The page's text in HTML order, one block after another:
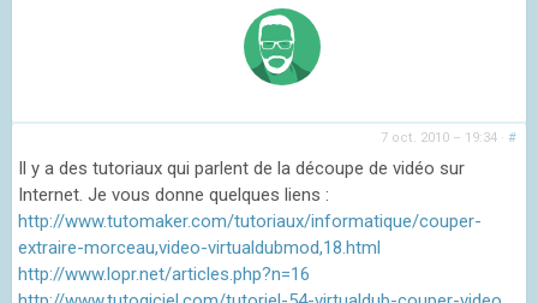
7 oct. 2010 – 19:34 · #
Il y a des tutoriaux qui parlent de la découpe de vidéo sur
Internet. Je vous donne quelques liens :
http://www.tutomaker.com/tutoriaux/informatique/couper-
extraire-morceau,video-virtualdubmod,18.html
http://www.lopr.net/articles.php?n=16